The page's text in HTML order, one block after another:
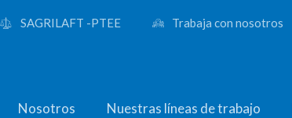
SAGRILAFT -PTEE Trabaja con nosotros
Nosotros Nuestras líneas de trabajo